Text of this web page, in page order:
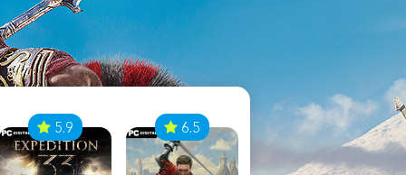
5.9 6.5 8.1